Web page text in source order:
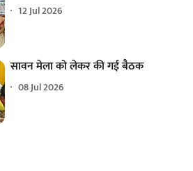
12 Jul 2026
सावन मेला को लेकर की गई बैठक
08 Jul 2026